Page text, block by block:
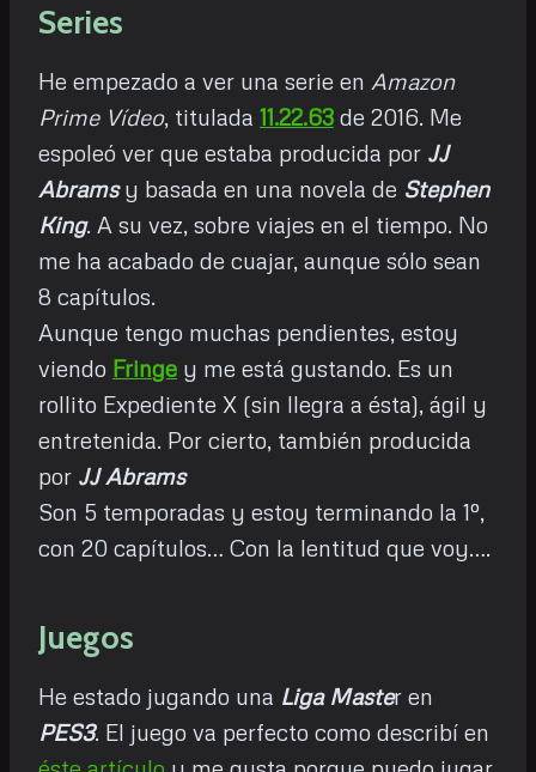
Series
He empezado a ver una serie en Amazon
Prime Vídeo, titulada 11.22.63 de 2016. Me
espoleó ver que estaba producida por JJ
Abramsy basada en una novela de Stephen
King. A su vez, sobre viajes en el tiempo. No
me ha acabado de cuajar, aunque sólo sean
8 capítulos.
Aunque tengo muchas pendientes, estoy
viendo Fringe y me está gustando. Es un
rollito Expediente X (sin llegra a ésta), ágil y
entretenida. Por cierto, también producida
por JJ Abrams
Son 5 temporadas y estoy terminando la 1º,
con 20 capítulos… Con la lentitud que voy….
Juegos
He estado jugando una Liga Master en
PES3. El juego va perfecto como describí en